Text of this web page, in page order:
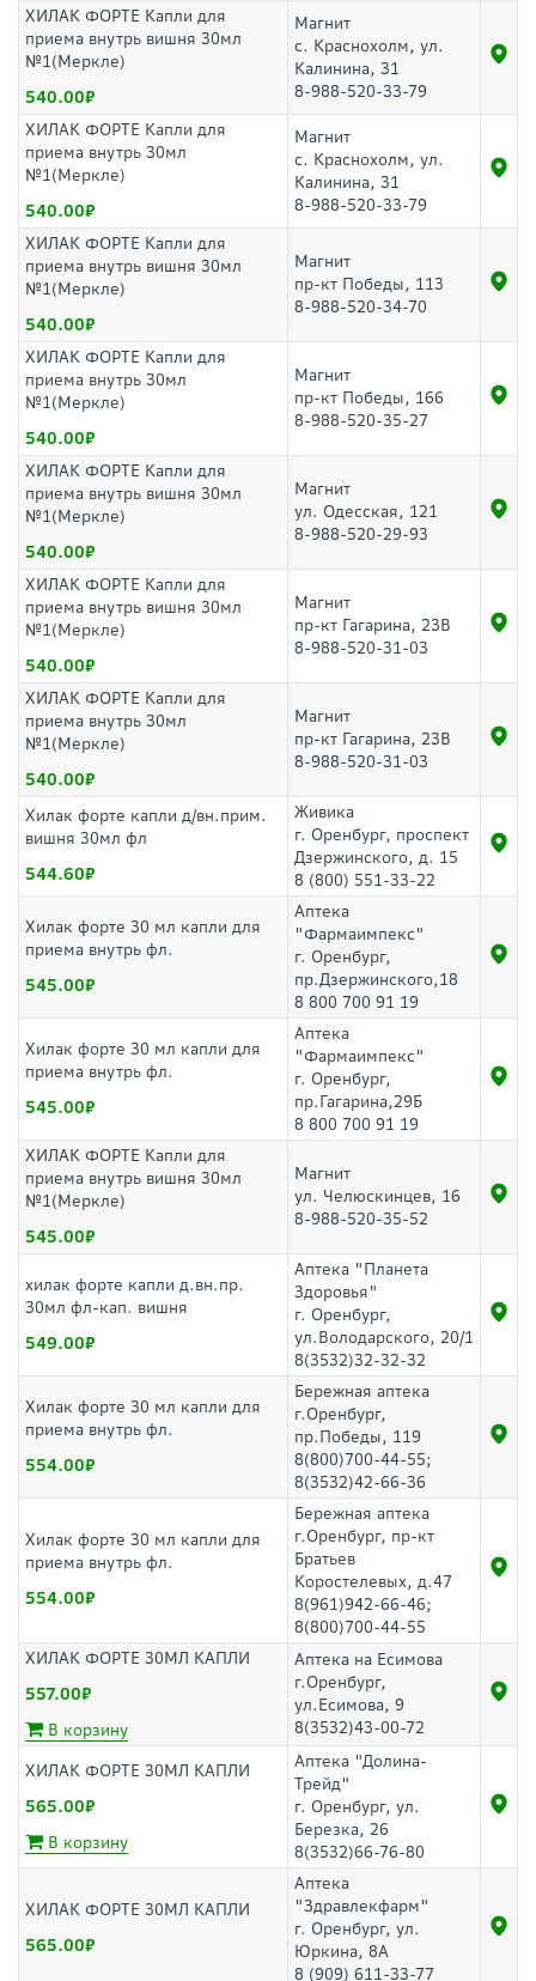
ХИЛАК ФОРТЕ Капли для
приема внутрь вишня 30мл
№1(Меркле)
540.00
Магнит
с. Краснохолм, ул.
Калинина, 31
8-988-520-33-79
ХИЛАК ФОРТЕ Капли для
приема внутрь 30мл
№1(Меркле)
540.00
Магнит
с. Краснохолм, ул.
Калинина, 31
8-988-520-33-79
ХИЛАК ФОРТЕ Капли для
приема внутрь вишня 30мл
№1(Меркле)
540.00
Магнит
пр-кт Победы, 113
8-988-520-34-70
ХИЛАК ФОРТЕ Капли для
приема внутрь 30мл
№1(Меркле)
540.00
Магнит
пр-кт Победы, 166
8-988-520-35-27
ХИЛАК ФОРТЕ Капли для
приема внутрь вишня 30мл
№1(Меркле)
540.00
Магнит
ул. Одесская, 121
8-988-520-29-93
ХИЛАК ФОРТЕ Капли для
приема внутрь вишня 30мл
№1(Меркле)
540.00
Магнит
пр-кт Гагарина, 23В
8-988-520-31-03
ХИЛАК ФОРТЕ Капли для
приема внутрь 30мл
№1(Меркле)
540.00
Магнит
пр-кт Гагарина, 23В
8-988-520-31-03
Хилак форте капли д/вн.прим.
вишня 30мл фл
544.60
Живика
г. Оренбург, проспект
Дзержинского, д. 15
8 (800) 551-33-22
Хилак форте 30 мл капли для
приема внутрь фл.
545.00
Аптека
"Фармаимпекс"
г. Оренбург,
пр.Дзержинского,18
8 800 700 91 19
Хилак форте 30 мл капли для
приема внутрь фл.
545.00
Аптека
"Фармаимпекс"
г. Оренбург,
пр.Гагарина,29Б
8 800 700 91 19
ХИЛАК ФОРТЕ Капли для
приема внутрь вишня 30мл
№1(Меркле)
545.00
Магнит
ул. Челюскинцев, 16
8-988-520-35-52
хилак форте капли д.вн.пр.
30мл фл-кап. вишня
549.00
Аптека "Планета
Здоровья"
г. Оренбург,
ул.Володарского, 20/1
8(3532)32-32-32
Хилак форте 30 мл капли для
приема внутрь фл.
554.00
Бережная аптека
г.Оренбург,
пр.Победы, 119
8(800)700-44-55;
8(3532)42-66-36
Хилак форте 30 мл капли для
приема внутрь фл.
554.00
Бережная аптека
г.Оренбург, пр-кт
Братьев
Коростелевых, д.47
8(961)942-66-46;
8(800)700-44-55
ХИЛАК ФОРТЕ 30МЛ КАПЛИ
557.00
В корзину
Аптека на Есимова
г.Оренбург,
ул.Есимова, 9
8(3532)43-00-72
ХИЛАК ФОРТЕ 30МЛ КАПЛИ
565.00
В корзину
Аптека "Долина-
Трейд"
г. Оренбург, ул.
Березка, 26
8(3532)66-76-80
ХИЛАК ФОРТЕ 30МЛ КАПЛИ
565.00
Аптека
"Здравлекфарм"
г. Оренбург, ул.
Юркина, 8А
8 (909) 611-33-77